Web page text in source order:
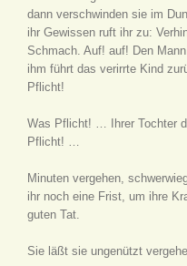
dann verschwinden sie im
ihr Gewissen ruft ihr zu:
Schmach. Auf! auf! Den
ihm führt das verirrte Kind
Pflicht!
Was Pflicht! … Ihrer Tochter
Pflicht! …
Minuten vergehen,
ihr noch eine Frist, um ihre
guten Tat.
Sie läßt sie ungenützt